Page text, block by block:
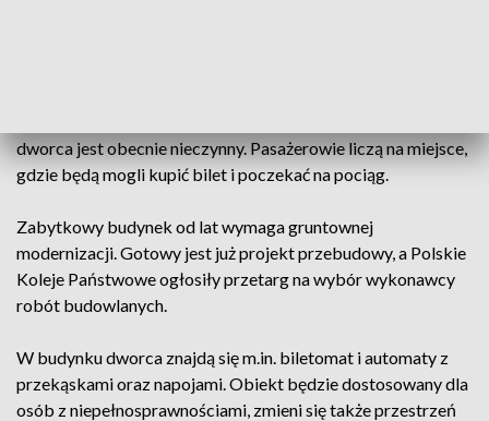
dworca jest obecnie nieczynny. Pasażerowie liczą na miejsce,
gdzie będą mogli kupić bilet i poczekać na pociąg.
Zabytkowy budynek od lat wymaga gruntownej
modernizacji. Gotowy jest już projekt przebudowy, a Polskie
Koleje Państwowe ogłosiły przetarg na wybór wykonawcy
robót budowlanych.
W budynku dworca znajdą się m.in. biletomat i automaty z
przekąskami oraz napojami. Obiekt będzie dostosowany dla
osób z niepełnosprawnościami, zmieni się także przestrzeń